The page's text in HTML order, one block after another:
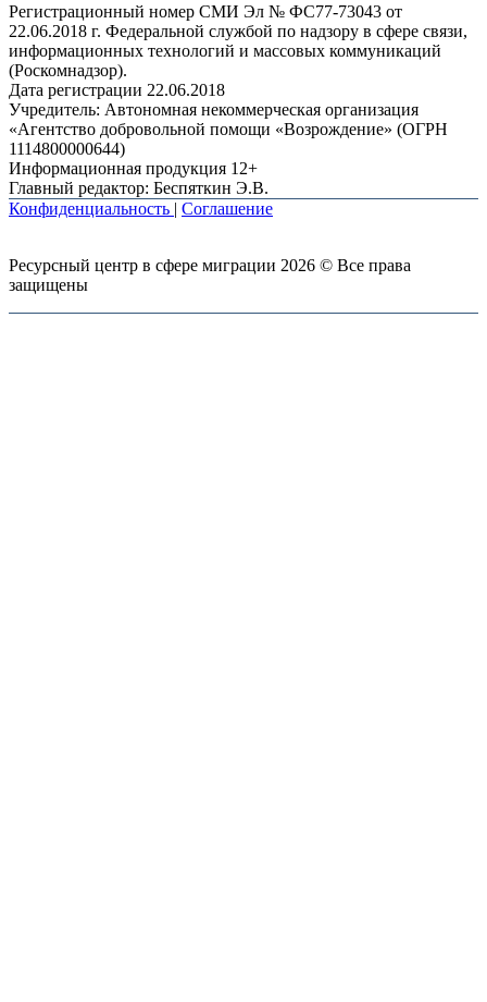
Регистрационный номер СМИ Эл № ФС77-73043 от
22.06.2018 г. Федеральной службой по надзору в сфере связи,
информационных технологий и массовых коммуникаций
(Роскомнадзор).
Дата регистрации 22.06.2018
Учредитель: Автономная некоммерческая организация
«Агентство добровольной помощи «Возрождение» (ОГРН
1114800000644)
Информационная продукция 12+
Главный редактор: Беспяткин Э.В.
Конфиденциальность | Соглашение
Ресурсный центр в сфере миграции 2026 © Все права
защищены